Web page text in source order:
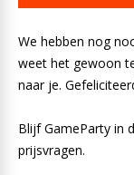
We hebben nog
weet het gewoon
naar je.
Blijf GameParty in
prijsvragen.